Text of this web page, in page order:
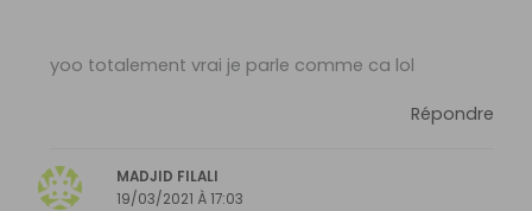
yoo totalement vrai je parle comme ca lol
Répondre
MADJID FILALI
19/03/2021 À 17:03